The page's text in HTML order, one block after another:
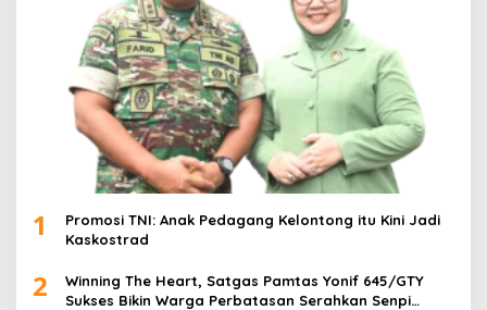
1
Promosi TNI: Anak Pedagang Kelontong itu Kini Jadi
Kaskostrad
2
Winning The Heart, Satgas Pamtas Yonif 645/GTY
Sukses Bikin Warga Perbatasan Serahkan Senpi